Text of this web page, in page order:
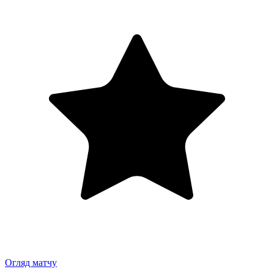
Огляд матчу